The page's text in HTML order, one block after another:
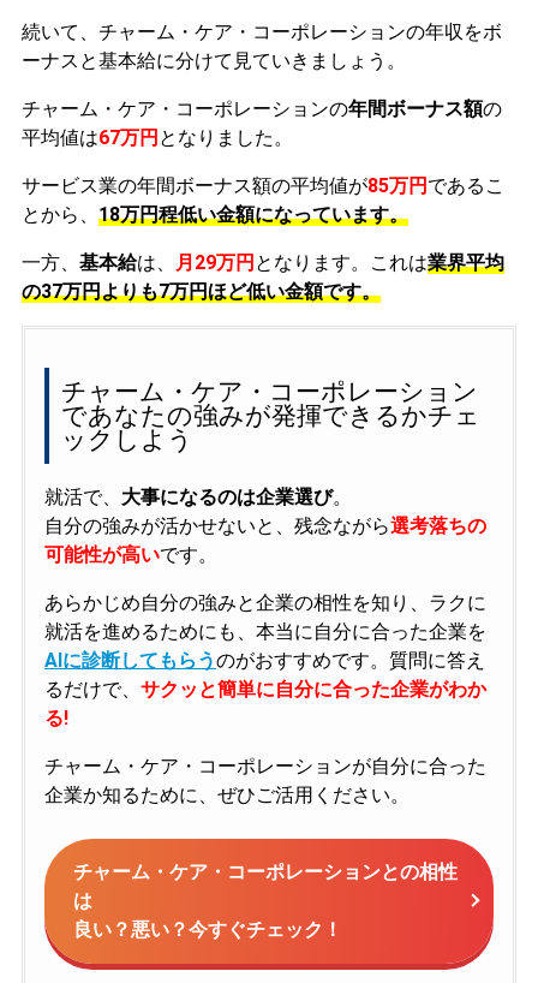
続いて、チャーム・ケア・コーポレーションの年収をボ
ーナスと基本給に分けて見ていきましょう。
チャーム・ケア・コーポレーションの年間ボーナス額の
平均値は67万円 となりました。
サービス業の年間ボーナス額の平均値が85万円 であるこ
とから、 18万円程低い金額になっています。
一方、 基本給は、 月29万円 となります。これは業界平均
の37万円よりも7万円ほど低い金額です。
チャーム・ケア・コーポレーション
であなたの強みが発揮できるかチェ
ックしよう
就活で、 大事になるのは企業選び。
自分の強みが活かせないと、残念ながら選考落ちの
可能性が高いです。
あらかじめ自分の強みと企業の相性を知り、ラクに
就活を進めるためにも、本当に自分に合った企業を
AIに診断してもらうのがおすすめです。質問に答え
るだけで、 サクッと簡単に自分に合った企業がわか
る!
チャーム・ケア・コーポレーションが自分に合った
企業か知るために、ぜひご活用ください。
チャーム・ケア・コーポレーションとの相性
は
良い？悪い？今すぐチェック！